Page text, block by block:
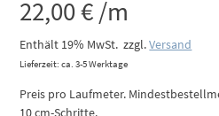
22,00€/m
Enthält 19% MwSt. zzgl.Versand
Lieferzeit: ca. 3-5 Werktage
Preis pro Laufmeter.
10 cm-Schritte.